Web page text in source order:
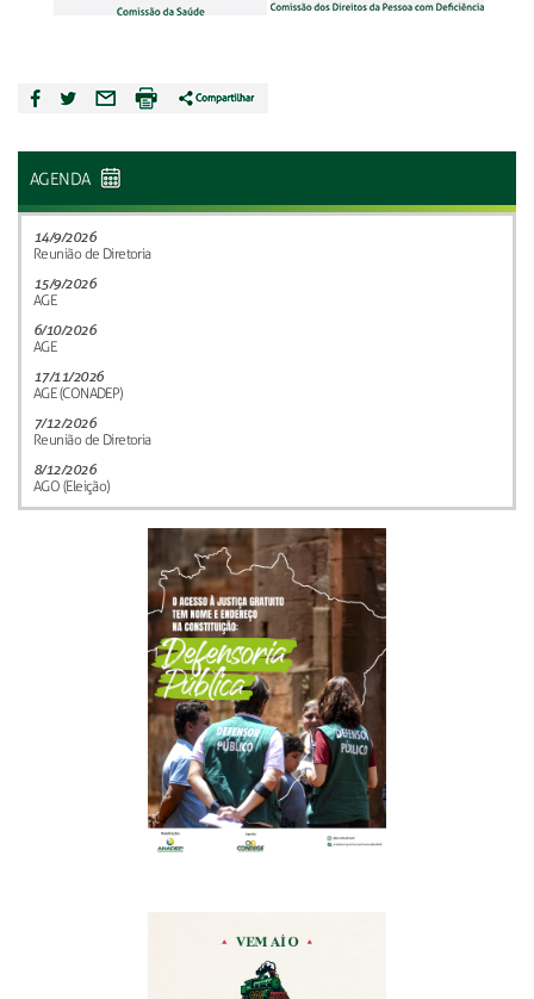
AGENDA
14/9/2026
Reunião de Diretoria
15/9/2026
AGE
6/10/2026
AGE
17/11/2026
AGE (CONADEP)
7/12/2026
Reunião de Diretoria
8/12/2026
AGO (Eleição)